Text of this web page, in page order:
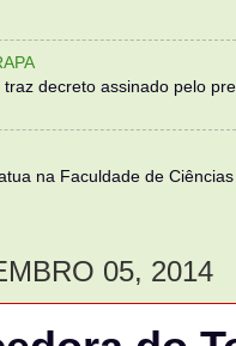
decreto assinado pelo
na Faculdade de
05, 2014